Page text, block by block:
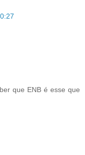
que ENB é esse que